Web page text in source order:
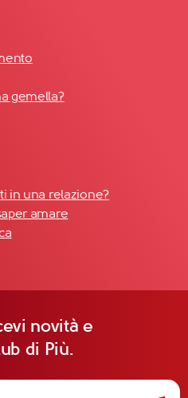
gemella?
in una relazione?
amare
novità e
di Più.